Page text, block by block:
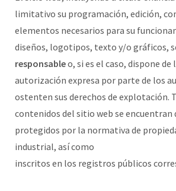
limitativo su programación, edición,
elementos necesarios para su
diseños, logotipos, texto y/o gráficos,
responsableo, si es el caso, dispone de
autorización expresa por parte de los
ostenten sus derechos de explotación.
contenidos del sitio web se encuentran
protegidos por la normativa de
industrial, así como
inscritos en los registros públicos